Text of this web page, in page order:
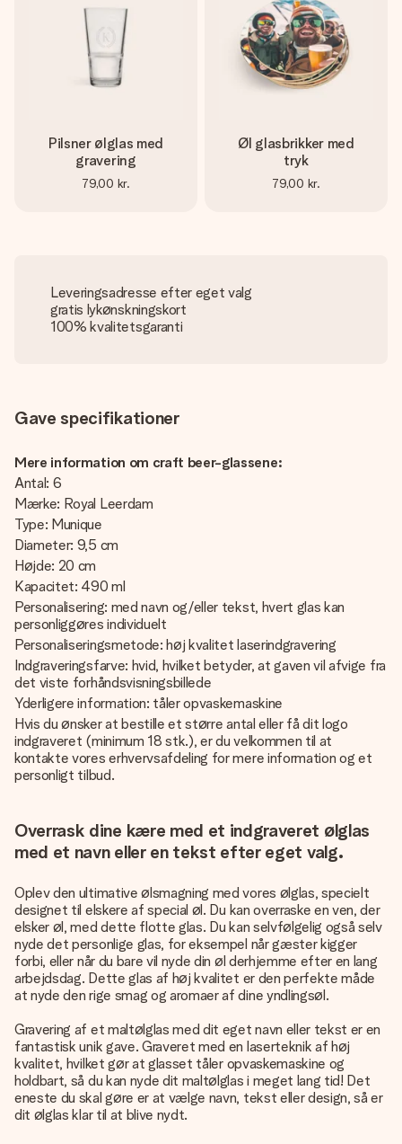
Pilsner ølglas med
gravering
79,00 kr.
Øl glasbrikker med
tryk
79,00 kr.
Leveringsadresse efter eget valg
gratis lykønskningskort
100% kvalitetsgaranti
Gave specifikationer
Mere information om craft beer-glassene:
Antal: 6
Mærke: Royal Leerdam
Type: Munique
Diameter: 9,5 cm
Højde: 20 cm
Kapacitet: 490 ml
Personalisering: med navn og/eller tekst, hvert glas kan
personliggøres individuelt
Personaliseringsmetode: høj kvalitet laserindgravering
Indgraveringsfarve: hvid, hvilket betyder, at gaven vil afvige fra
det viste forhåndsvisningsbillede
Yderligere information: tåler opvaskemaskine
Hvis du ønsker at bestille et større antal eller få dit logo
indgraveret (minimum 18 stk.), er du velkommen til at
kontakte vores erhvervsafdeling for mere information og et
personligt tilbud.
Overrask dine kære med et indgraveret ølglas
med et navn eller en tekst efter eget valg.
Oplev den ultimative ølsmagning med vores ølglas, specielt
designet til elskere af special øl. Du kan overraske en ven, der
elsker øl, med dette flotte glas. Du kan selvfølgelig også selv
nyde det personlige glas, for eksempel når gæster kigger
forbi, eller når du bare vil nyde din øl derhjemme efter en lang
arbejdsdag. Dette glas af høj kvalitet er den perfekte måde
at nyde den rige smag og aromaer af dine yndlingsøl.
Gravering af et maltølglas med dit eget navn eller tekst er en
fantastisk unik gave. Graveret med en laserteknik af høj
kvalitet, hvilket gør at glasset tåler opvaskemaskine og
holdbart, så du kan nyde dit maltølglas i meget lang tid! Det
eneste du skal gøre er at vælge navn, tekst eller design, så er
dit ølglas klar til at blive nydt.